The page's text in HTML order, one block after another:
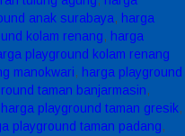
anak surabaya, harga
kolam renang, harga
playground kolam renang
manokwari, harga playground
taman banjarmasin,
harga playground taman gresik,
playground taman padang,